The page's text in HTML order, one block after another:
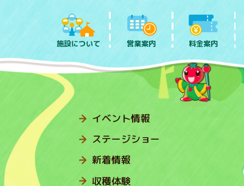
施設について 営業案内 料金案内
イベント情報
ステージショー
新着情報
収穫体験